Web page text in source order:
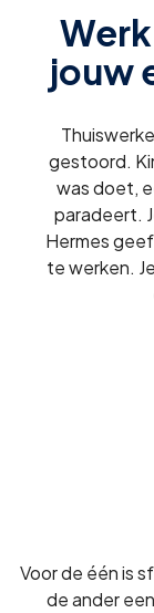
jouw
gestoord.
was doet,
paradeert.
Hermes
te werken.
Voor de één is
de ander